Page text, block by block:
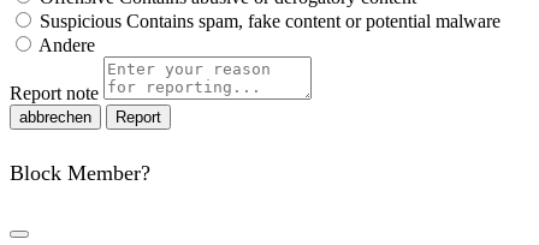
Suspicious Contains spam, fake content or potential malware
Andere
Report note
Report
Block Member?